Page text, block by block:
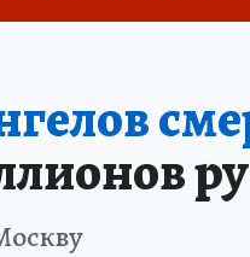
167 ЛЕТ ХАБАРОВСКУ